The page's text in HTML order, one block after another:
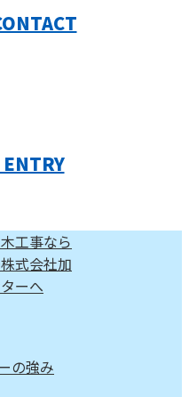
ENTRY
の強み